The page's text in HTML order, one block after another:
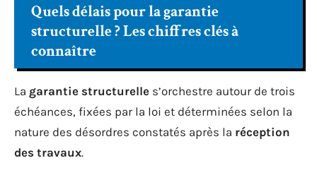
Quels délais pour la garantie
structurelle ? Les chiffres clés à
connaître
La garantie structurelle s’orchestre autour de trois
échéances, fixées par la loi et déterminées selon la
nature des désordres constatés après la réception
des travaux.